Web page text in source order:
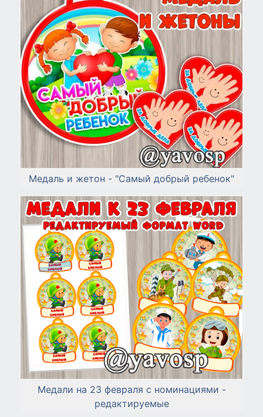
Медаль и жетон - "Самый добрый ребенок"
Медали на 23 февраля с номинациями -
редактируемые